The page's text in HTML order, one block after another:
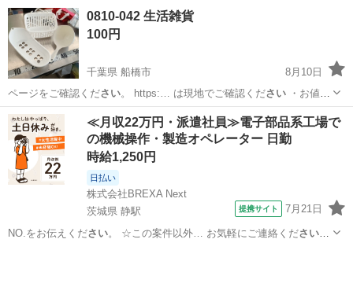
京都 福知山市 福知山駅 美容家電
0810-042 生活雑貨
100円
千葉県 船橋市
8月10日
ページをご確認ください。 https:… は現地でご確認ください・お値引
きは出… は現地でご確認ください 【付属品】… は現地でご確認くだ
さい 【価格】 …
千葉 船橋市 家庭用品 現地
≪月収22万円・派遣社員≫電子部品系工場で
の機械操作・製造オペレーター 日勤
時給1,250円
日払い
株式会社BREXA Next
茨城県 静駅
提携サイト 7月21日
NO.をお伝えください。 ☆この案件以外… お気軽にご連絡ください！